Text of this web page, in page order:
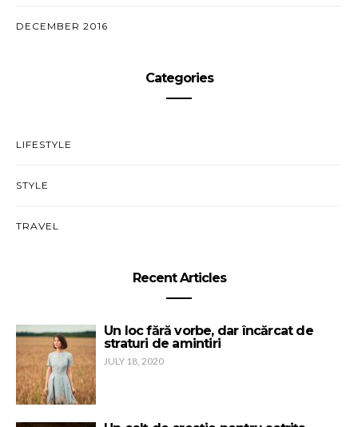
DECEMBER 2016
Categories
LIFESTYLE
STYLE
TRAVEL
Recent Articles
Un loc fără vorbe, dar încărcat de
straturi de amintiri
JULY 18, 2020